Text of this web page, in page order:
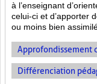
à l’enseignant
celui-ci et d’apporter
ou moins bien
Approfondissement
Différenciation